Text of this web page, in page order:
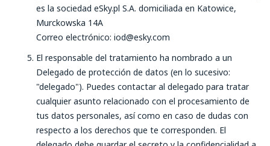
es la sociedad eSky.pl S.A. domiciliada en Katowice,
Murckowska 14A
Correo electrónico: iod@esky.com
El responsable del tratamiento ha nombrado a un
Delegado de protección de datos (en lo sucesivo:
"delegado"). Puedes contactar al delegado para tratar
cualquier asunto relacionado con el procesamiento de
tus datos personales, así como en caso de dudas con
respecto a los derechos que te corresponden. El